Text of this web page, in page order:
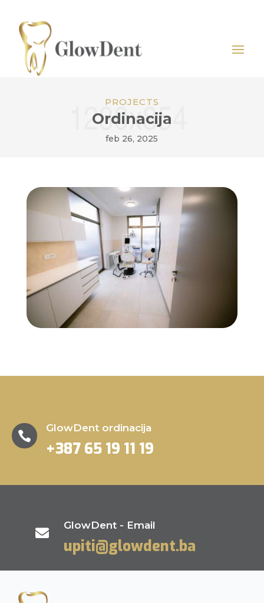
PROJECTS
Ordinacija
feb 26, 2025

GlowDent ordinacija
+387 65 19 11 19

GlowDent - Email
upiti@glowdent.ba